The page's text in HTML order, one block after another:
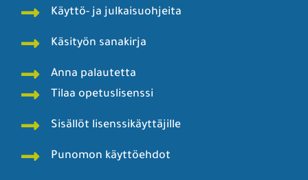
Käyttö- ja julkaisuohjeita
Käsityön sanakirja
Anna palautetta
Tilaa opetuslisenssi
Sisällöt lisenssikäyttäjille
Punomon käyttöehdot